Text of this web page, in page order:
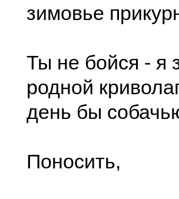
зимовье
Ты не бойся - я
родной
день бы
Поносить,